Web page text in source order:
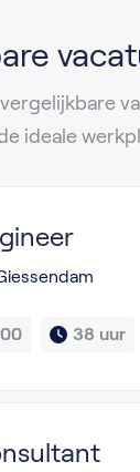
ideale
38 uur